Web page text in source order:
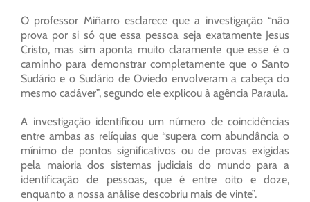
O professor Miñarro esclarece que a investigação “não
prova por si só que essa pessoa seja exatamente Jesus
Cristo, mas sim aponta muito claramente que esse é o
caminho para demonstrar completamente que o Santo
Sudário e o Sudário de Oviedo envolveram a cabeça do
mesmo cadáver”, segundo ele explicou à agência Paraula.
A investigação identificou um número de coincidências
entre ambas as relíquias que “supera com abundância o
mínimo de pontos significativos ou de provas exigidas
pela maioria dos sistemas judiciais do mundo para a
identificação de pessoas, que é entre oito e doze,
enquanto a nossa análise descobriu mais de vinte”.